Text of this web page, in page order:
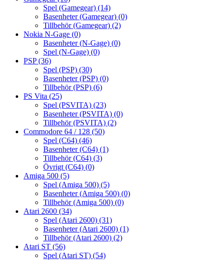
Spel (Gamegear) (14)
Basenheter (Gamegear) (0)
Tillbehör (Gamegear) (2)
Nokia N-Gage (0)
Basenheter (N-Gage) (0)
Spel (N-Gage) (0)
PSP(36)
Spel (PSP) (30)
Basenheter (PSP) (0)
Tillbehör (PSP) (6)
PS Vita (25)
Spel (PSVITA) (23)
Basenheter (PSVITA) (0)
Tillbehör (PSVITA) (2)
Commodore 64 / 128 (50)
Spel (C64) (46)
Basenheter (C64) (1)
Tillbehör (C64) (3)
Övrigt (C64) (0)
Amiga 500 (5)
Spel (Amiga 500) (5)
Basenheter (Amiga 500) (0)
Tillbehör (Amiga 500) (0)
Atari 2600 (34)
Spel (Atari 2600) (31)
Basenheter (Atari 2600) (1)
Tillbehör (Atari 2600) (2)
Atari ST (56)
Spel (Atari ST) (54)